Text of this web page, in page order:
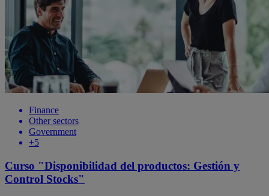
Finance
Other sectors
Government
+5
Curso "Disponibilidad del productos: Gestión y
Control Stocks"